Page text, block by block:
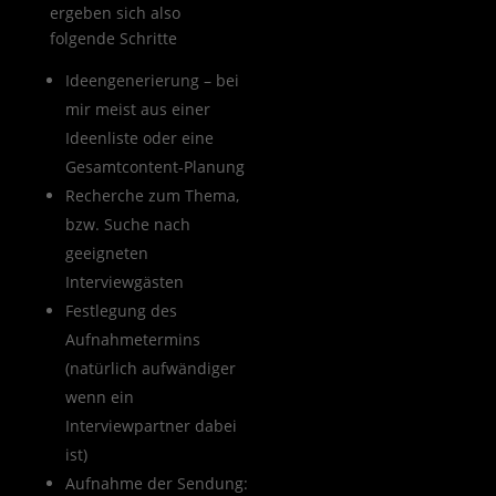
ergeben sich also
folgende Schritte
Ideengenerierung – bei
mir meist aus einer
Ideenliste oder eine
Gesamtcontent-Planung
Recherche zum Thema,
bzw. Suche nach
geeigneten
Interviewgästen
Festlegung des
Aufnahmetermins
(natürlich aufwändiger
wenn ein
Interviewpartner dabei
ist)
Aufnahme der Sendung: